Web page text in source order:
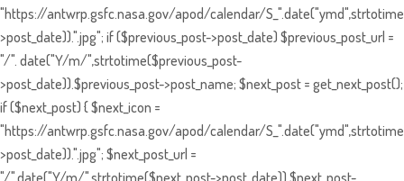
"https://antwrp.gsfc.nasa.gov/apod/calendar/
>post_date)).".jpg"; if ($previous_post->post_date) $previous_post_url =
"/". date("Y/m/",strtotime($previous_post-
>post_date)).$previous_post->post_name; $next_post = get_next_post();
if ($next_post) { $next_icon =
"https://antwrp.gsfc.nasa.gov/apod/calendar/
>post_date)).".jpg"; $next_post_url =
"/".date("Y/m/",strtotime($next_post->post_date)).$next_post-